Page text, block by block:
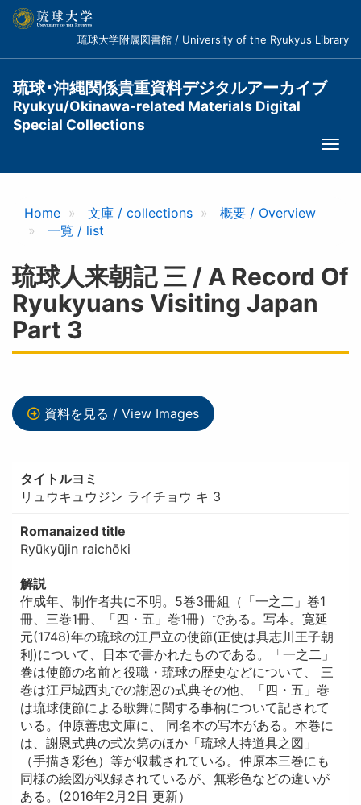
コ
琉球大学附属図書館 / University of the Ryukyus Library
琉球･沖縄関係貴重資料デジタルアーカイブ
Ryukyu/Okinawa-related Materials Digital
Special Collections
Home 文庫 / collections
概要 / Overview
一覧 / list
琉球人来朝記 三 / A Record Of
Ryukyuans Visiting Japan
Part 3
資料を見る / View Images
タイトルヨミ
リュウキュウジン ライチョウ キ 3
Romanaized title
Ryūkyūjin raichōki
解説
作成年、制作者共に不明。5巻3冊組（「一之二」巻1
冊、三巻1冊、「四・五」巻1冊）である。写本。寛延
元(1748)年の琉球の江戸立の使節(正使は具志川王子朝
利)について、日本で書かれたものである。「一之二」
巻は使節の名前と役職・琉球の歴史などについて、 三
巻は江戸城西丸での謝恩の式典その他、「四・五」巻
は琉球使節による歌舞に関する事柄について記されて
いる。仲原善忠文庫に、 同名本の写本がある。本巻に
は、謝恩式典の式次第のほか「琉球人持道具之図」
（手描き彩色）等が収載されている。仲原本三巻にも
同様の絵図が収録されているが、無彩色などの違いが
ある。(2016年2月2日 更新）